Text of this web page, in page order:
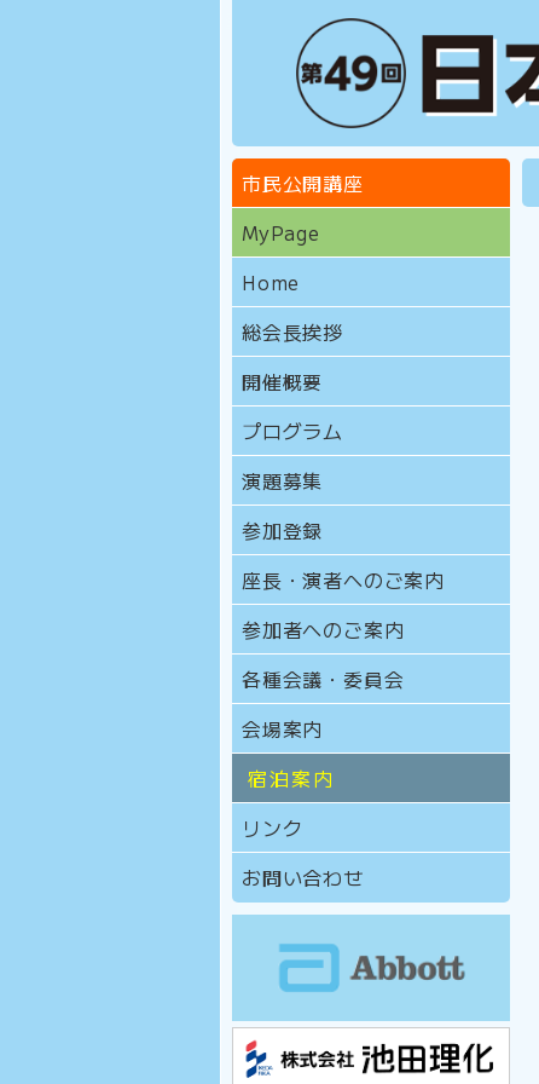
市民公開講座
MyPage
Home
総会長挨拶
開催概要
プログラム
演題募集
参加登録
座長・演者へのご案内
参加者へのご案内
各種会議・委員会
会場案内
宿泊案内
リンク
お問い合わせ